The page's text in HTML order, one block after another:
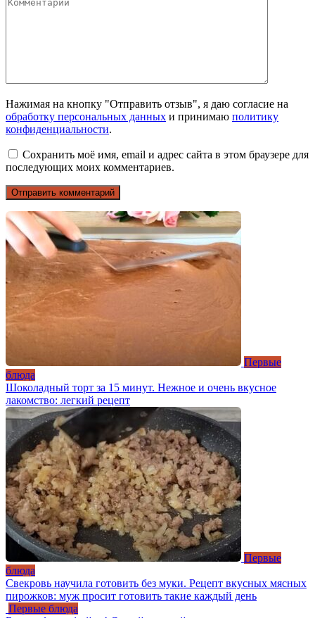
Нажимая на кнопку "Отправить отзыв", я даю согласие на
обработку персональных данных и принимаю политику
конфиденциальности.
Сохранить моё имя, email и адрес сайта в этом браузере для
последующих моих комментариев.
Первые
блюда
Шоколадный торт за 15 минут. Нежное и очень вкусное
лакомство: легкий рецепт
Первые
блюда
Свекровь научила готовить без муки. Рецепт вкусных мясных
пирожков: муж просит готовить такие каждый день
Первые блюда